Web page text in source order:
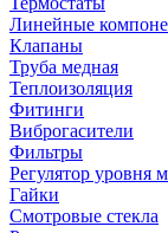
Линейные
Клапаны
Труба медная
Теплоизоляция
Фитинги
Виброгасители
Фильтры
Регулятор уровня
Гайки
Смотровые стекла